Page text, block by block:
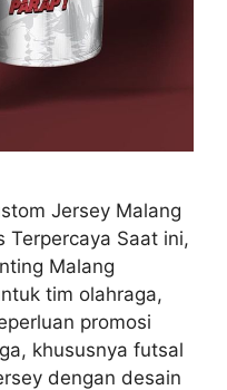
Jersey Malang
Terpercaya Saat ini,
Malang
tim olahraga,
promosi
khususnya futsal
dengan desain